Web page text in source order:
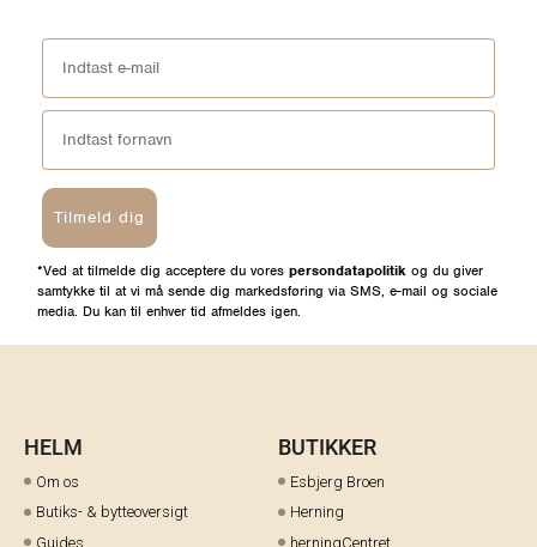
Tilmeld dig
*Ved at tilmelde dig acceptere du vores persondatapolitik og du giver
samtykke til at vi må sende dig markedsføring via SMS, e-mail og sociale
media. Du kan til enhver tid afmeldes igen.
HELM
Om os
Butiks- & bytteoversigt
Guides
BUTIKKER
Esbjerg Broen
Herning
herningCentret